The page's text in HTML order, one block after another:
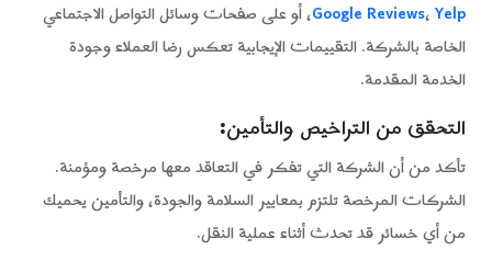
Google Reviews،Yelp
، أو على صفحات وسائل التواصل الاجتماعي
الخاصة بالشركة. التقييمات الإيجابية تعكس رضا العملاء وجودة
الخدمة المقدمة.
التحقق من التراخيص والتأمين:
تأكد من أن الشركة التي تفكر في التعاقد معها مرخصة ومؤمنة.
الشركات المرخصة تلتزم بمعايير السلامة والجودة، والتأمين يحميك
من أي خسائر قد تحدث أثناء عملية النقل.